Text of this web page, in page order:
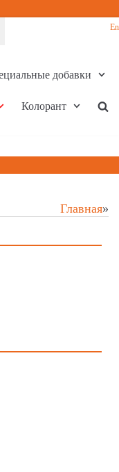
En
добавки
Колорант
Главная»